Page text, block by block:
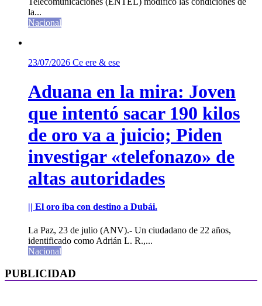
la...
Nacional
23/07/2026 Ce ere & ese
Aduana en la mira: Joven
que intentó sacar 190 kilos
de oro va a juicio; Piden
investigar «telefonazo» de
altas autoridades
|| El oro iba con destino a Dubái.
La Paz, 23 de julio (ANV).- Un ciudadano de 22 años,
identificado como Adrián L. R.,...
Nacional
PUBLICIDAD